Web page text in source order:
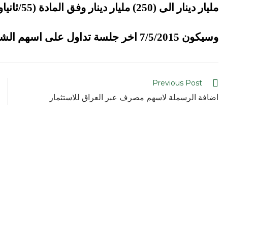
مليار دينار الى (250) مليار دينار وفق المادة (55/ثانياو56/رابعا).
وسيكون 7/5/2015 اخر جلسة تداول على اسهم الشركة
Previous Post
اضافة الرسملة لاسهم مصرف عبر العراق للاستثمار